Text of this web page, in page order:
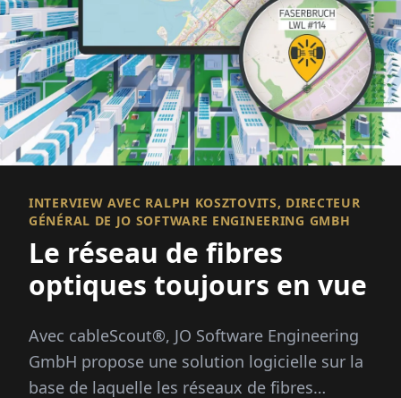
INTERVIEW AVEC RALPH KOSZTOVITS, DIRECTEUR
GÉNÉRAL DE JO SOFTWARE ENGINEERING GMBH
Le réseau de fibres
optiques toujours en vue
Avec cableScout®, JO Software Engineering
GmbH propose une solution logicielle sur la
base de laquelle les réseaux de fibres